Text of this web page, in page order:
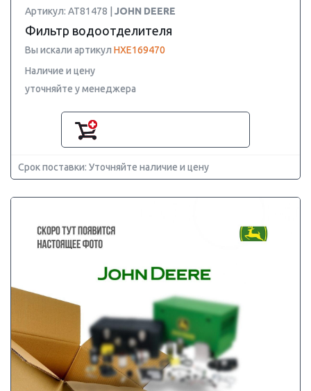
Артикул: AT81478 | JOHN DEERE
Фильтр водоотделителя
Вы искали артикул HXE169470
Наличие и цену
уточняйте у менеджера
Срок поставки: Уточняйте наличие и цену